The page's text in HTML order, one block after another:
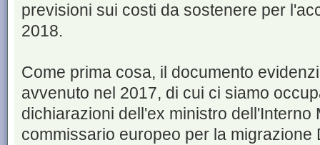
previsioni sui costi da sostenere per
2018.
Come prima cosa, il documento
avvenuto nel 2017, di cui ci siamo
dichiarazioni dell'ex ministro dell'Interno
commissario europeo per la migrazione